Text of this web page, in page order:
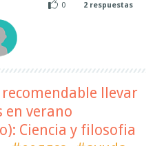
0
2 respuestas
llevar
en verano
Ciencia y filosofia